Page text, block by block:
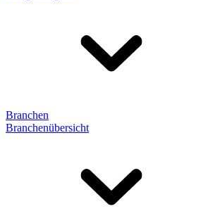
Branchen
Branchenübersicht